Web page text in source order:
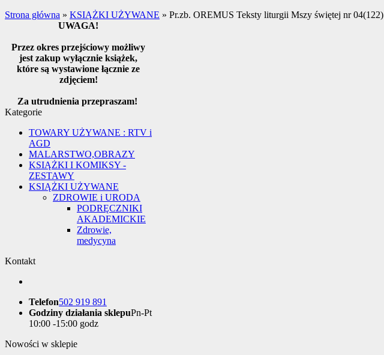
Strona główna » KSIĄŻKI UŻYWANE » Pr.zb. OREMUS Teksty liturgii Mszy świętej nr 04(122)
UWAGA!
Przez okres przejściowy możliwy
jest zakup wyłącznie książek,
które są wystawione łącznie ze
zdjęciem!
Za utrudnienia przepraszam!
Kategorie
TOWARY UŻYWANE : RTV i
AGD
MALARSTWO,OBRAZY
KSIĄŻKI I KOMIKSY -
ZESTAWY
KSIĄŻKI UŻYWANE
ZDROWIE i URODA
PODRĘCZNIKI
AKADEMICKIE
Zdrowie,
medycyna
Kontakt
Telefon502 919 891
Godziny działania sklepuPn-Pt
10:00 -15:00 godz
Nowości w sklepie